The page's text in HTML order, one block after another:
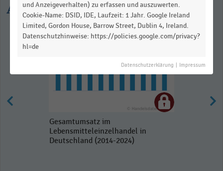
Ausgewählte Statistiken
Gesamtumsatz im
Lebensmitteleinzelhandel in
Deutschland (2014-2024)
und Anzeigeverhalten) zu erfassen und auszuwerten.
Cookie-Name: DSID, IDE, Laufzeit: 1 Jahr. Google Ireland
Limited, Gordon House, Barrow Street, Dublin 4, Ireland.
Datenschutzhinweise: https://policies.google.com/privacy?
hl=de
Datenschutzerklärung Impressum